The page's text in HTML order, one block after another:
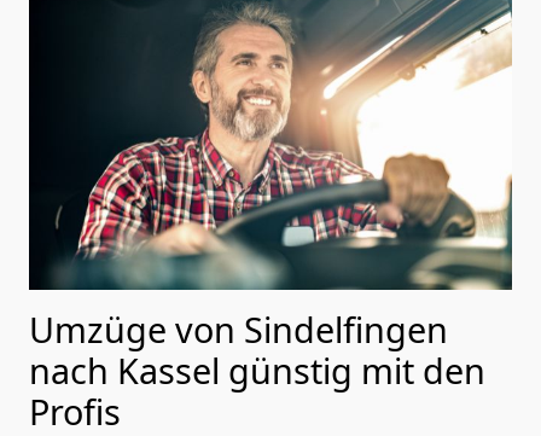
Umzüge von Sindelfingen
nach Kassel günstig mit den
Profis